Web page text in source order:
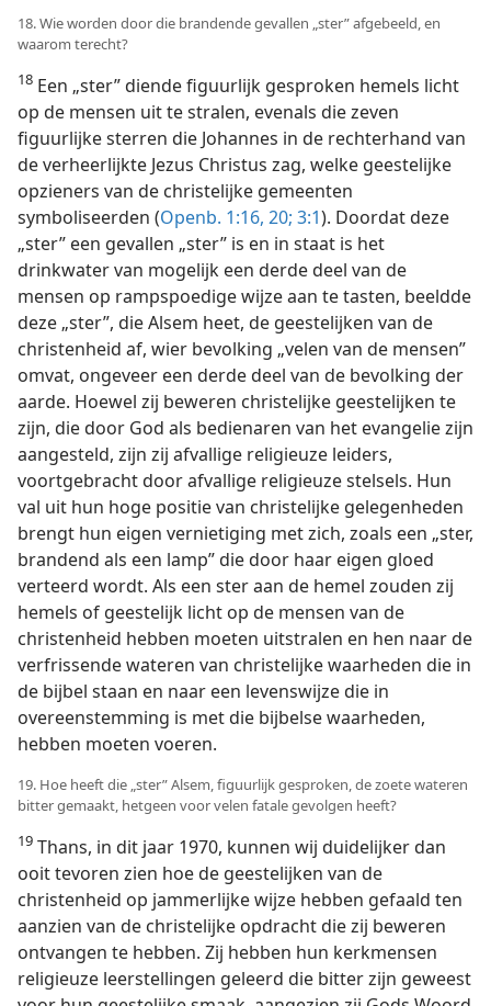
18. Wie worden door die brandende gevallen „ster” afgebeeld, en
waarom terecht?
18 Een „ster” diende figuurlijk gesproken hemels licht
op de mensen uit te stralen, evenals die zeven
figuurlijke sterren die Johannes in de rechterhand van
de verheerlijkte Jezus Christus zag, welke geestelijke
opzieners van de christelijke gemeenten
symboliseerden (Openb. 1:16, 20; 3:1). Doordat deze
„ster” een gevallen „ster” is en in staat is het
drinkwater van mogelijk een derde deel van de
mensen op rampspoedige wijze aan te tasten, beeldde
deze „ster”, die Alsem heet, de geestelijken van de
christenheid af, wier bevolking „velen van de mensen”
omvat, ongeveer een derde deel van de bevolking der
aarde. Hoewel zij beweren christelijke geestelijken te
zijn, die door God als bedienaren van het evangelie zijn
aangesteld, zijn zij afvallige religieuze leiders,
voortgebracht door afvallige religieuze stelsels. Hun
val uit hun hoge positie van christelijke gelegenheden
brengt hun eigen vernietiging met zich, zoals een „ster,
brandend als een lamp” die door haar eigen gloed
verteerd wordt. Als een ster aan de hemel zouden zij
hemels of geestelijk licht op de mensen van de
christenheid hebben moeten uitstralen en hen naar de
verfrissende wateren van christelijke waarheden die in
de bijbel staan en naar een levenswijze die in
overeenstemming is met die bijbelse waarheden,
hebben moeten voeren.
19. Hoe heeft die „ster” Alsem, figuurlijk gesproken, de zoete wateren
bitter gemaakt, hetgeen voor velen fatale gevolgen heeft?
19 Thans, in dit jaar 1970, kunnen wij duidelijker dan
ooit tevoren zien hoe de geestelijken van de
christenheid op jammerlijke wijze hebben gefaald ten
aanzien van de christelijke opdracht die zij beweren
ontvangen te hebben. Zij hebben hun kerkmensen
religieuze leerstellingen geleerd die bitter zijn geweest